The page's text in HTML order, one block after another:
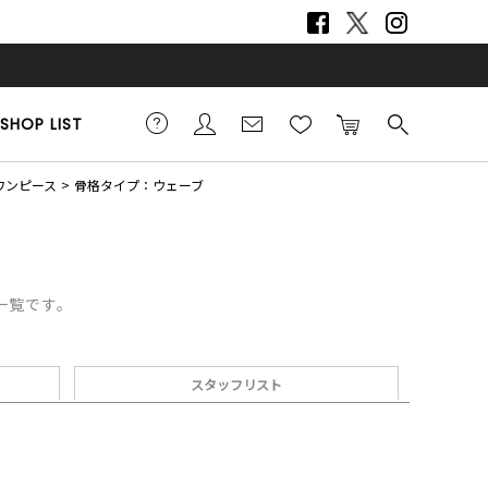
SHOP LIST
ンピース 骨格タイプ：ウェーブ
です。
スタッフリスト